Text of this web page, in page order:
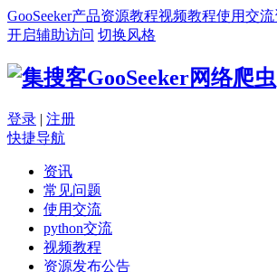
GooSeeker产品资源教程视频教程使用交流
开启辅助访问 切换风格
登录 | 注册
快捷导航
资讯
常见问题
使用交流
python交流
视频教程
资源发布公告